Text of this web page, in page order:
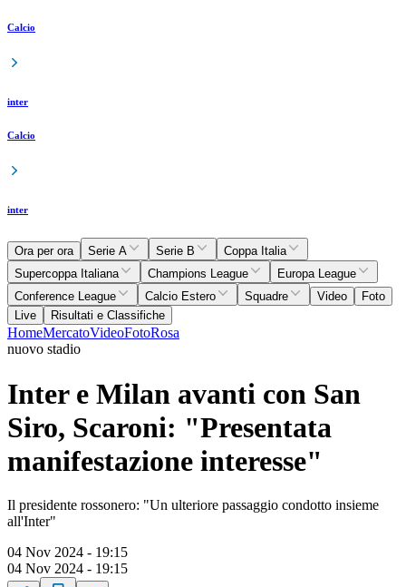
Calcio
inter
Calcio
inter
Ora per ora Serie A Serie B
Coppa Italia
Supercoppa Italiana
Champions League
Europa League
Conference League
Calcio Estero Squadre Video
Foto
Live
Risultati e Classifiche
HomeMercatoVideoFotoRosa
nuovo stadio
Inter e Milan avanti con San
Siro, Scaroni: "Presentata
manifestazione interesse"
Il presidente rossonero: "Un ulteriore passaggio condotto insieme
all'Inter"
04 Nov 2024 - 19:15
04 Nov 2024 - 19:15